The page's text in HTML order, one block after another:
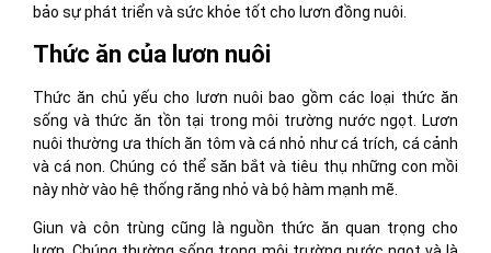
bảo sự phát triển và sức khỏe tốt cho lươn đồng nuôi.
Thức ăn của lươn nuôi
Thức ăn chủ yếu cho lươn nuôi bao gồm các loại thức ăn
sống và thức ăn tồn tại trong môi trường nước ngọt. Lươn
nuôi thường ưa thích ăn tôm và cá nhỏ như cá trích, cá cảnh
và cá non. Chúng có thể săn bắt và tiêu thụ những con mồi
này nhờ vào hệ thống răng nhỏ và bộ hàm mạnh mẽ.
Giun và côn trùng cũng là nguồn thức ăn quan trọng cho